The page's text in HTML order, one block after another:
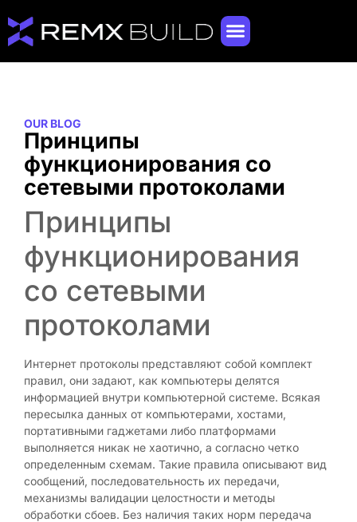
OUR BLOG
Принципы
функционирования со
сетевыми протоколами
Принципы
функционирования
со сетевыми
протоколами
Интернет протоколы представляют собой комплект
правил, они задают, как компьютеры делятся
информацией внутри компьютерной системе. Всякая
пересылка данных от компьютерами, хостами,
портативными гаджетами либо платформами
выполняется никак не хаотично, а согласно четко
определенным схемам. Такие правила описывают вид
сообщений, последовательность их передачи,
механизмы валидации целостности и методы
обработки сбоев. Без наличия таких норм передача